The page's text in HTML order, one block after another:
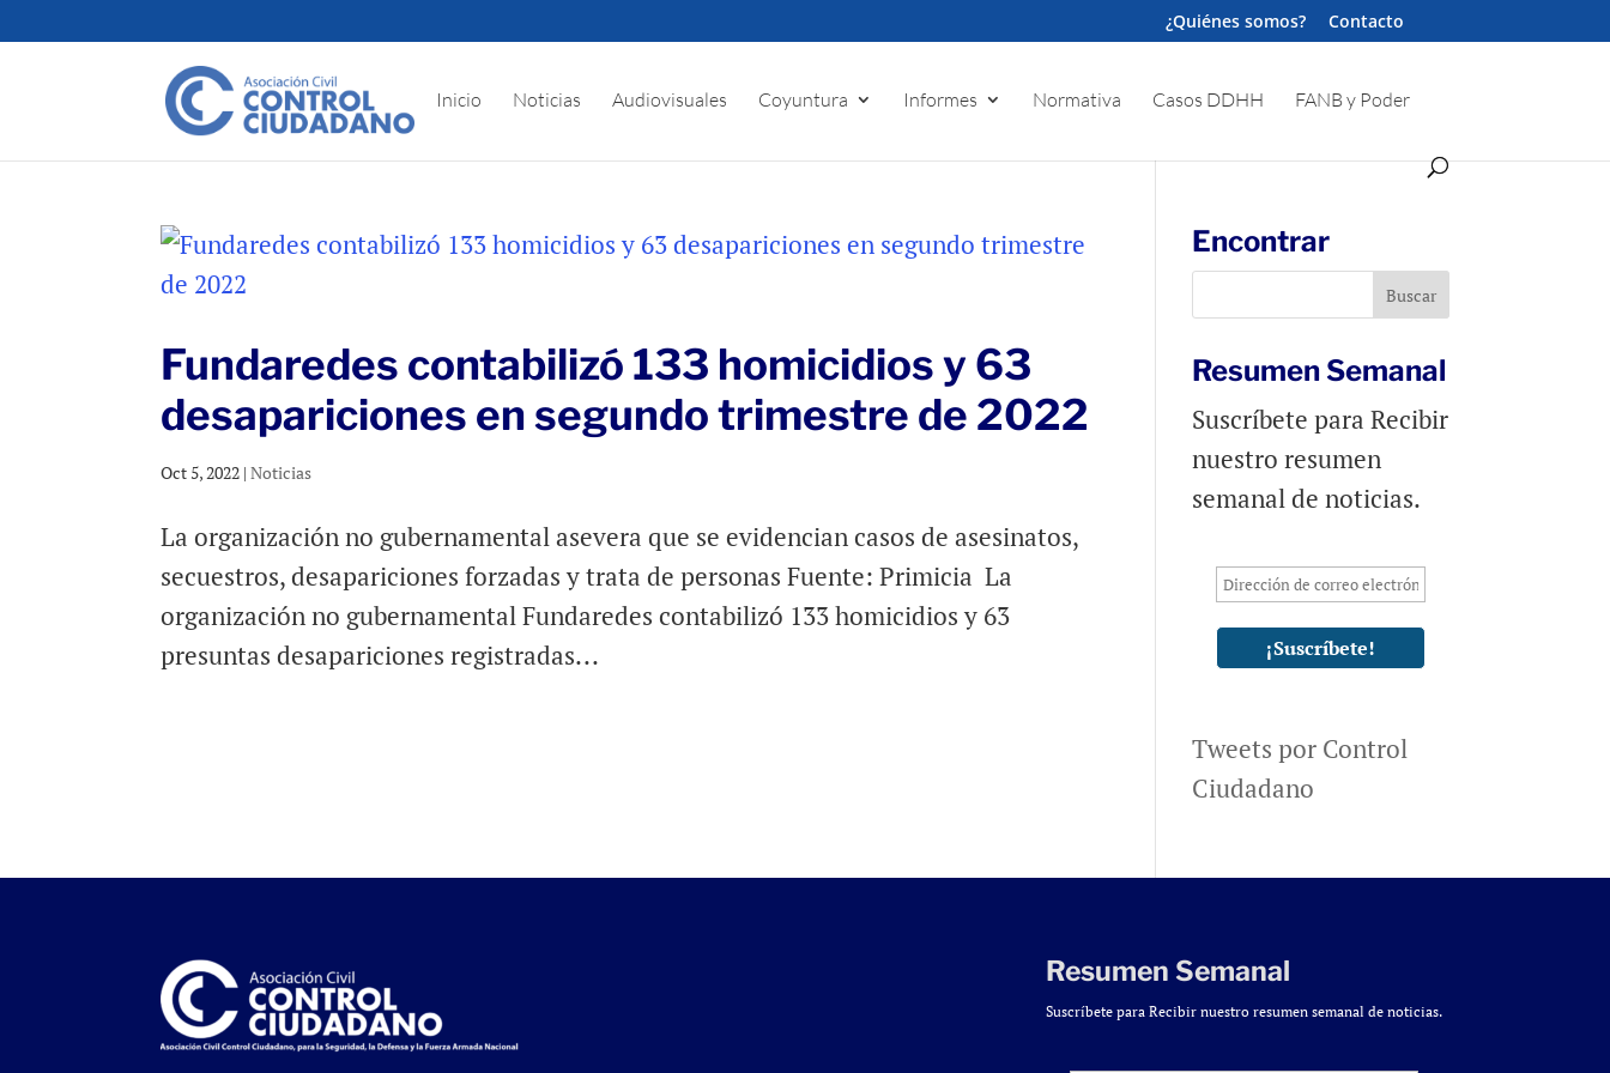
¿Quiénes somos? Contacto
Inicio Noticias Audiovisuales Coyuntura Informes Normativa Casos DDHH FANB y Poder
Fundaredes contabilizó 133 homicidios y 63
desapariciones en segundo trimestre de 2022
Oct 5, 2022 |Noticias
La organización no gubernamental asevera que se evidencian casos de asesinatos,
secuestros, desapariciones forzadas y trata de personas Fuente: Primicia La
organización no gubernamental Fundaredes contabilizó 133 homicidios y 63
presuntas desapariciones registradas...
Encontrar
Resumen Semanal
Suscríbete para Recibir
nuestro resumen
semanal de noticias.
Tweets por Control
Ciudadano
Resumen Semanal
Suscríbete para Recibir nuestro resumen semanal de noticias.